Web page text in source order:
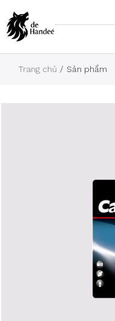
Trang chủ Sản phẩm